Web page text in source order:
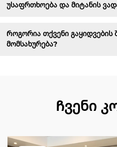
უსაფრთხოება და მიტანის
Როგორია თქვენი გაყიდვების
მომსახურება?
Ჩვენი